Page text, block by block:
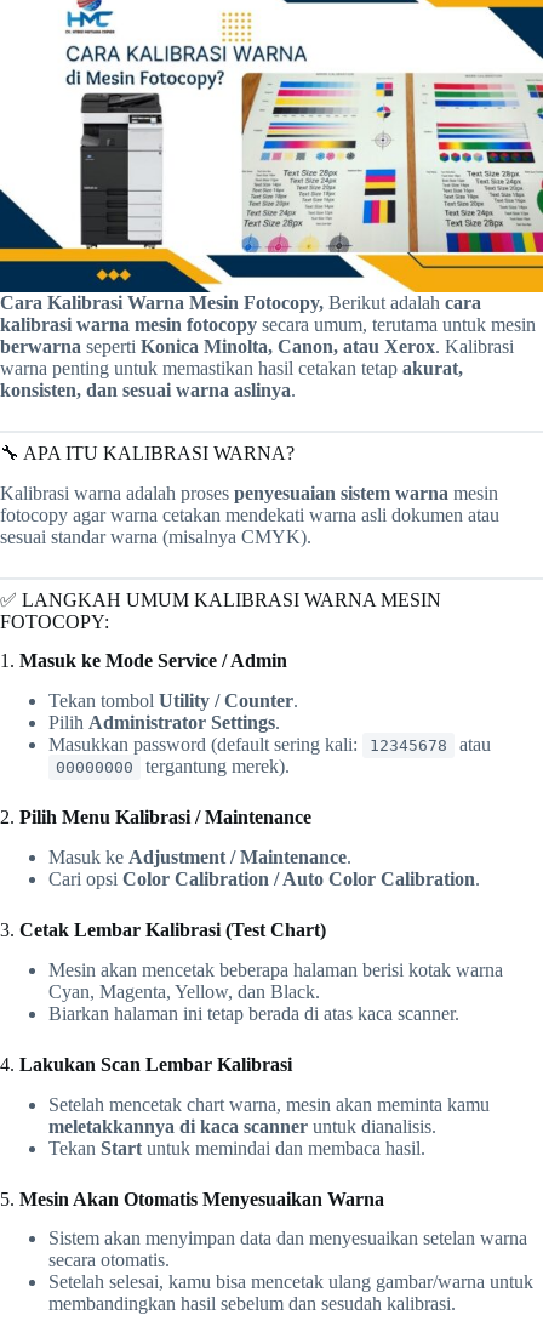
Cara Kalibrasi Warna Mesin Fotocopy, Berikut adalah cara
kalibrasi warna mesin fotocopy secara umum, terutama untuk mesin
berwarna seperti Konica Minolta, Canon, atau Xerox. Kalibrasi
warna penting untuk memastikan hasil cetakan tetap akurat,
konsisten, dan sesuai warna aslinya.
🔧 APA ITU KALIBRASI WARNA?
Kalibrasi warna adalah proses penyesuaian sistem warna mesin
fotocopy agar warna cetakan mendekati warna asli dokumen atau
sesuai standar warna (misalnya CMYK).
✅ LANGKAH UMUM KALIBRASI WARNA MESIN
FOTOCOPY:
1. Masuk ke Mode Service / Admin
Tekan tombol Utility / Counter.
Pilih Administrator Settings.
Masukkan password (default sering kali:
12345678 atau
00000000 tergantung merek).
2. Pilih Menu Kalibrasi / Maintenance
Masuk ke Adjustment / Maintenance.
Cari opsi Color Calibration / Auto Color Calibration.
3. Cetak Lembar Kalibrasi (Test Chart)
Mesin akan mencetak beberapa halaman berisi kotak warna
Cyan, Magenta, Yellow, dan Black.
Biarkan halaman ini tetap berada di atas kaca scanner.
4. Lakukan Scan Lembar Kalibrasi
Setelah mencetak chart warna, mesin akan meminta kamu
meletakkannya di kaca scanner untuk dianalisis.
Tekan Start untuk memindai dan membaca hasil.
5. Mesin Akan Otomatis Menyesuaikan Warna
Sistem akan menyimpan data dan menyesuaikan setelan warna
secara otomatis.
Setelah selesai, kamu bisa mencetak ulang gambar/warna untuk
membandingkan hasil sebelum dan sesudah kalibrasi.